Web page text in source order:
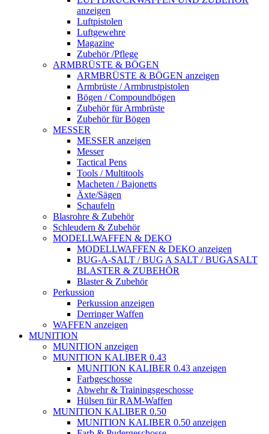
anzeigen
Luftpistolen
Luftgewehre
Magazine
Zubehör /Pflege
ARMBRÜSTE & BÖGEN
ARMBRÜSTE & BÖGEN anzeigen
Armbrüste / Armbrustpistolen
Bögen / Compoundbögen
Zubehör für Armbrüste
Zubehör für Bögen
MESSER
MESSER anzeigen
Messer
Tactical Pens
Tools / Multitools
Macheten / Bajonetts
Äxte/Sägen
Schaufeln
Blasrohre & Zubehör
Schleudern & Zubehör
MODELLWAFFEN & DEKO
MODELLWAFFEN & DEKO anzeigen
BUG-A-SALT / BUG A SALT / BUGASALT
BLASTER & ZUBEHÖR
Blaster & Zubehör
Perkussion
Perkussion anzeigen
Derringer Waffen
WAFFEN anzeigen
MUNITION
MUNITION anzeigen
MUNITION KALIBER 0.43
MUNITION KALIBER 0.43 anzeigen
Farbgeschosse
Abwehr & Trainingsgeschosse
Hülsen für RAM-Waffen
MUNITION KALIBER 0.50
MUNITION KALIBER 0.50 anzeigen